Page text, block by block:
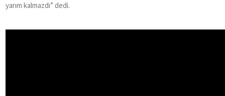
yarım kalmazdı” dedi.